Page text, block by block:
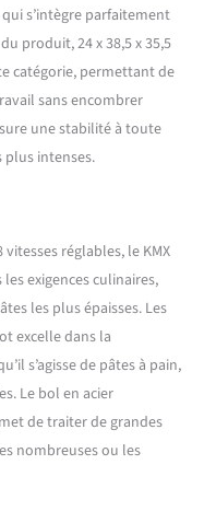
s’intègre parfaitement
produit, 24 x 38,5 x 35,5
catégorie, permettant de
sans encombrer
une stabilité à toute
plus intenses.
réglables, le KMX
exigences culinaires,
les plus épaisses. Les
excelle dans la
s’agisse de pâtes à pain,
Le bol en acier
de traiter de grandes
nombreuses ou les